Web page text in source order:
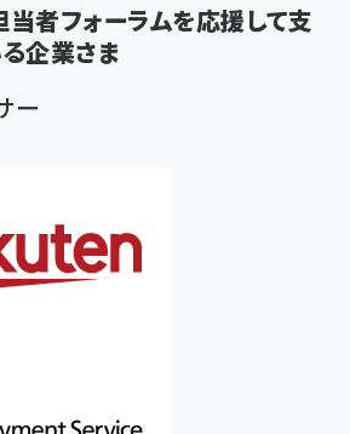
当者フォーラムを応援して支
る企業さま
ー